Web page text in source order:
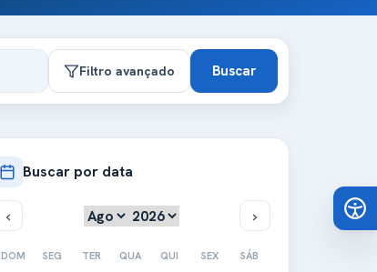
Filtro avançado Buscar
Buscar por data
DOM SEG TER QUA QUI SEX SÁB